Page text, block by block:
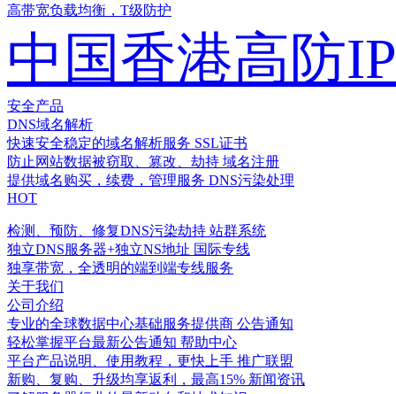
高带宽负载均衡，T级防护
中国香港高防IP
安全产品
DNS域名解析
快速安全稳定的域名解析服务 SSL证书
防止网站数据被窃取、篡改、劫持 域名注册
提供域名购买，续费，管理服务 DNS污染处理
HOT
检测、预防、修复DNS污染劫持 站群系统
独立DNS服务器+独立NS地址 国际专线
独享带宽，全透明的端到端专线服务
关于我们
公司介绍
专业的全球数据中心基础服务提供商 公告通知
轻松掌握平台最新公告通知 帮助中心
平台产品说明、使用教程，更快上手 推广联盟
新购、复购、升级均享返利，最高15% 新闻资讯